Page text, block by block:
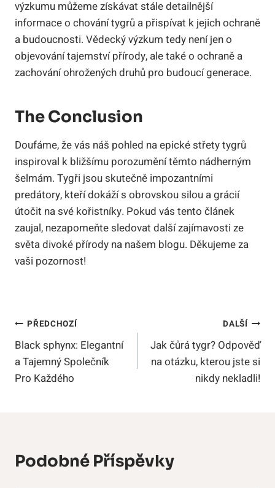
výzkumu můžeme získávat stále detailnější
informace o chování tygrů a přispívat k jejich ochraně
a budoucnosti. Vědecký výzkum tedy není jen o
objevování tajemství přírody, ale také o ochraně a
zachování ohrožených druhů pro budoucí generace.
The Conclusion
Doufáme, že vás náš pohled na epické střety tygrů
inspiroval k bližšímu porozumění těmto nádherným
šelmám. Tygři jsou skutečně impozantními
predátory, kteří dokáží s obrovskou silou a grácií
útočit na své kořistníky. Pokud vás tento článek
zaujal, nezapomeňte sledovat další zajímavosti ze
světa divoké přírody na našem blogu. Děkujeme za
vaši pozornost!
Navigace
Pro
Příspěvek
PŘEDCHOZÍ
Black sphynx: Elegantní
a Tajemný Společník
Pro Každého
DALŠÍ
Jak čůrá tygr? Odpověď
na otázku, kterou jste si
nikdy nekladli!
Podobné Příspěvky